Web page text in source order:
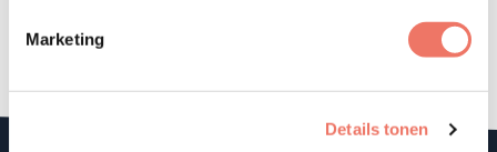
Marketing
Details tonen